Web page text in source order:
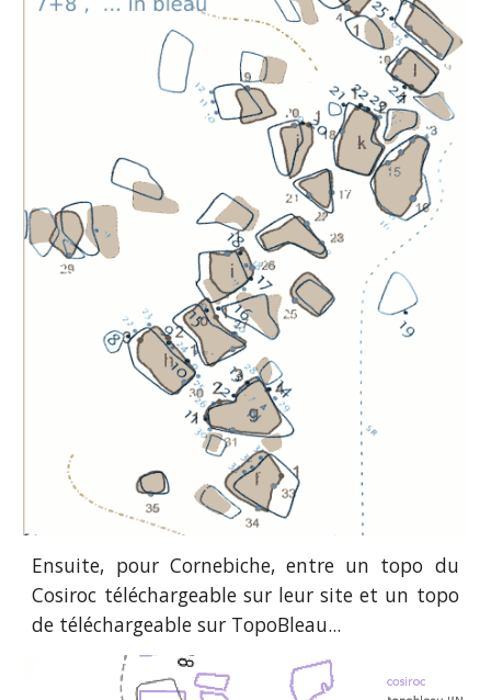
Ensuite, pour Cornebiche, entre un topo du
Cosiroc téléchargeable sur leur site et un topo
de téléchargeable sur TopoBleau...